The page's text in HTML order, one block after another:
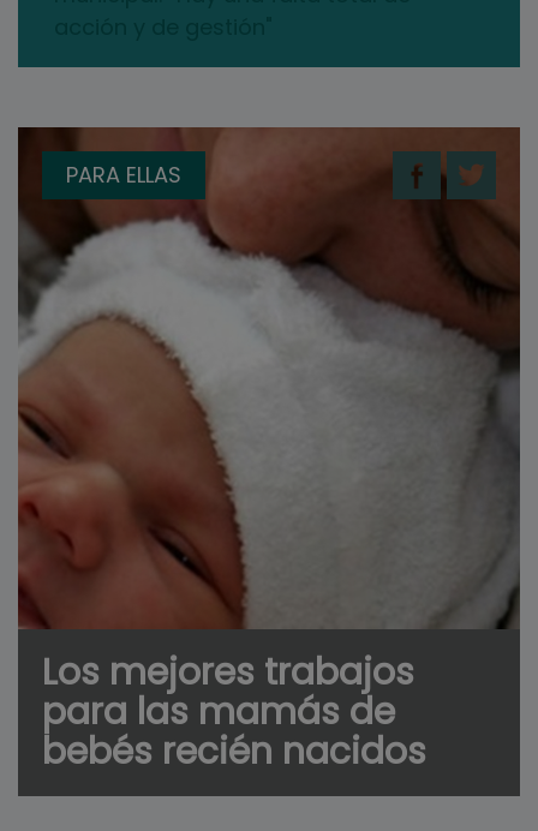
PARA ELLAS
Los mejores trabajos
para las mamás de
bebés recién nacidos